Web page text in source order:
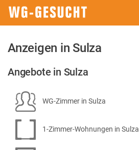
Anzeigen in Sulza
Angebote in Sulza
WG-Zimmer in Sulza
1-Zimmer-Wohnungen in Sulza